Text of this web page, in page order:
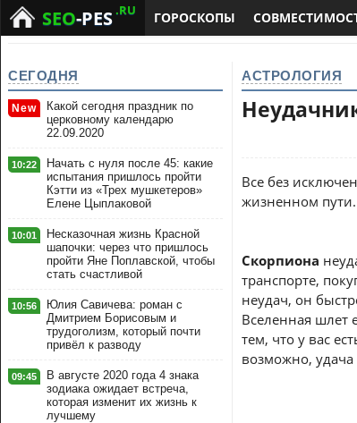
SEO-PES.RU ГОРОСКОПЫ
СЕГОДНЯ
New
Какой сегодня праздник по
церковному календарю
22.09.2020
10:22
Начать с нуля после 45: какие
испытания пришлось пройти
Кэтти из «Трех мушкетеров»
Елене Цыплаковой
10:01
Несказочная жизнь Красной
шапочки: через что пришлось
пройти Яне Поплавской, чтобы
стать счастливой
10:56
Юлия Савичева: роман с
Дмитрием Борисовым и
трудоголизм, который почти
привёл к разводу
09:45
В августе 2020 года 4 знака
зодиака ожидает встреча,
которая изменит их жизнь к
лучшему
АСТРОЛОГИЯ
Все без
жизненном пути.
Скорпиона
транспорте,
неудач, он
Вселенная шлет
тем, что у вас
возможно,